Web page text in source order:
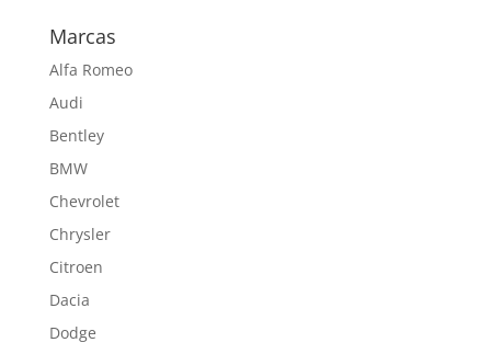
Marcas
Alfa Romeo
Audi
Bentley
BMW
Chevrolet
Chrysler
Citroen
Dacia
Dodge